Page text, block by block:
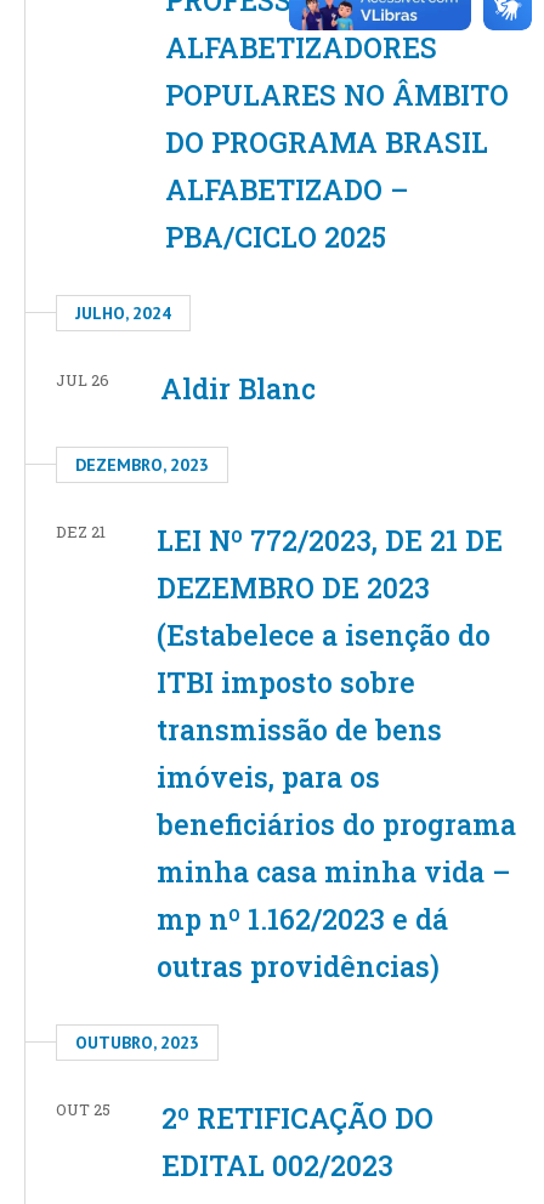
ALFABETIZADORES
POPULARES NO ÂMBITO
DO PROGRAMA BRASIL
ALFABETIZADO –
PBA/CICLO 2025
JULHO, 2024
JUL 26 Aldir Blanc
DEZEMBRO, 2023
DEZ 21
LEI Nº 772/2023, DE 21 DE
DEZEMBRO DE 2023
(Estabelece a isenção do
ITBI imposto sobre
transmissão de bens
imóveis, para os
beneficiários do programa
minha casa minha vida –
mp nº 1.162/2023 e dá
outras providências)
OUTUBRO, 2023
OUT 25
2º RETIFICAÇÃO DO
EDITAL 002/2023